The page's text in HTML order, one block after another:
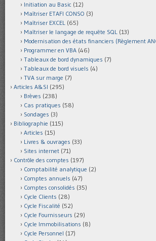
Initiation au Basic (12)
Maîtriser ETAFI CONSO (3)
Maîtriser EXCEL (65)
Maîtriser le langage de requête SQL (13)
Modernisation des états financiers (Règlement
Programmer en VBA (46)
Tableaux de bord dynamiques (7)
Tableaux de bord visuels (4)
TVA sur marge (7)
Articles A&SI (295)
Brèves (238)
Cas pratiques (58)
Sondages (3)
Bibliographie (115)
Articles (15)
Livres & ouvrages (33)
Sites internet (71)
Contrôle des comptes (197)
Comptabilité analytique (2)
Comptes annuels (47)
Comptes consolidés (35)
Cycle Clients (28)
Cycle Fiscalité (52)
Cycle Fournisseurs (29)
Cycle Immobilisations (8)
Cycle Personnel (17)